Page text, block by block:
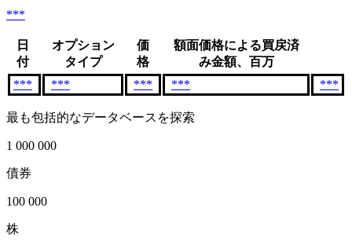
***
日
付
オプション
タイプ
価
格
額面価格による買戻済
み金額、百万
***
*** *** *** ***
最も包括的なデータベースを探索
1 000 000
債券
100 000
株